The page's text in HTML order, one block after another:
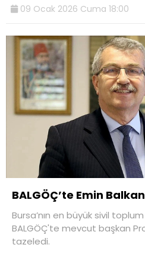
09 Ocak 2026 Cuma 18:00
BALGÖÇ’te Emin
Bursa’nın en büyük sivil
BALGÖÇ'te mevcut başkan
tazeledi.